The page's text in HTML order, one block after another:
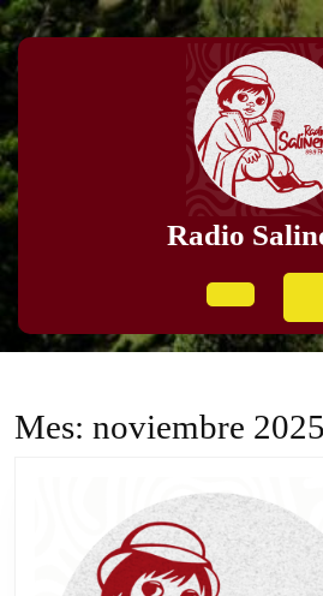
Skip
to
content
Radio
Button
Mes: noviembre 2025